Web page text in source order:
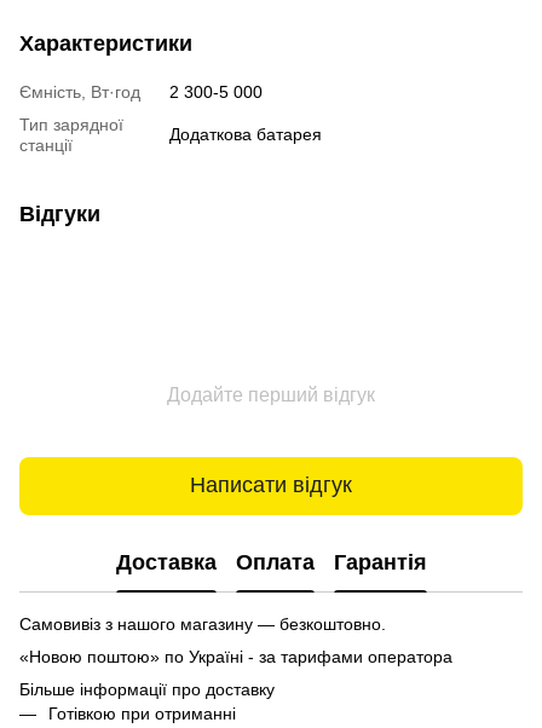
Характеристики
Ємність, Вт·год
2 300-5 000
Тип зарядної
станції
Додаткова батарея
Відгуки
Додайте перший відгук
Написати відгук
Доставка Оплата Гарантія
Самовивіз з нашого магазину — безкоштовно.
«Новою поштою» по Україні - за тарифами оператора
Більше інформації про доставку
Готівкою при отриманні